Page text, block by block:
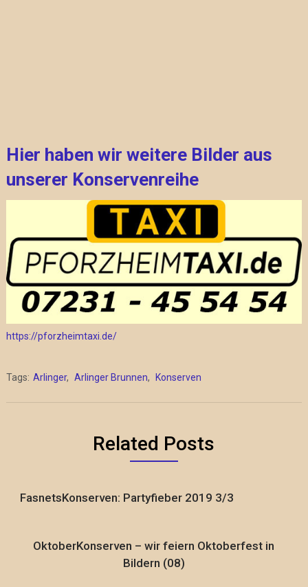
Hier haben wir weitere Bilder aus
unserer Konservenreihe
https://pforzheimtaxi.de/
Tags: Arlinger, Arlinger Brunnen, Konserven
Related Posts
FasnetsKonserven: Partyfieber 2019 3/3
OktoberKonserven – wir feiern Oktoberfest in
Bildern (08)